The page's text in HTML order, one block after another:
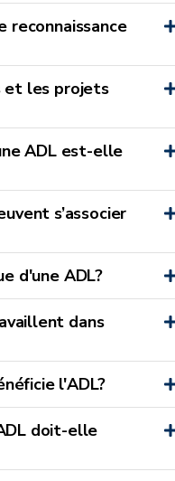
reconnaissance
et les projets
ADL est-elle
s’associer
d'une ADL?
dans
l'ADL?
doit-elle